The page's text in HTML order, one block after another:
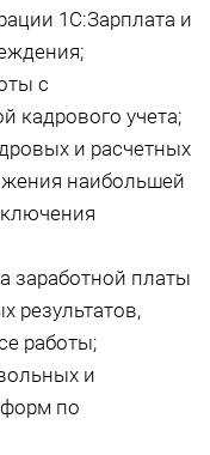
1С:Зарплата и
с
кадрового учета;
и расчетных
наибольшей
заработной платы
результатов,
работы;
и
по